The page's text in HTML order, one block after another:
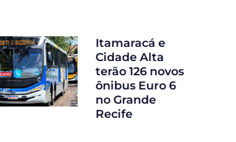
Itamaracá e
Cidade Alta
terão 126 novos
ônibus Euro 6
no Grande
Recife